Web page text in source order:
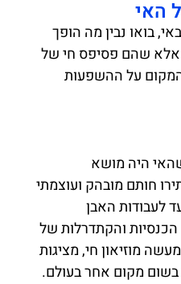
האי
בואו נבין מה הופך
אלא שהם פסיפס חי של
המקום על ההשפעות
היה מושא
חותם מובהק ועוצמתי
לעבודות האבן
הכנסיות והקתדרלות של
מוזיאון חי, מציגות
בשום מקום אחר בעולם.